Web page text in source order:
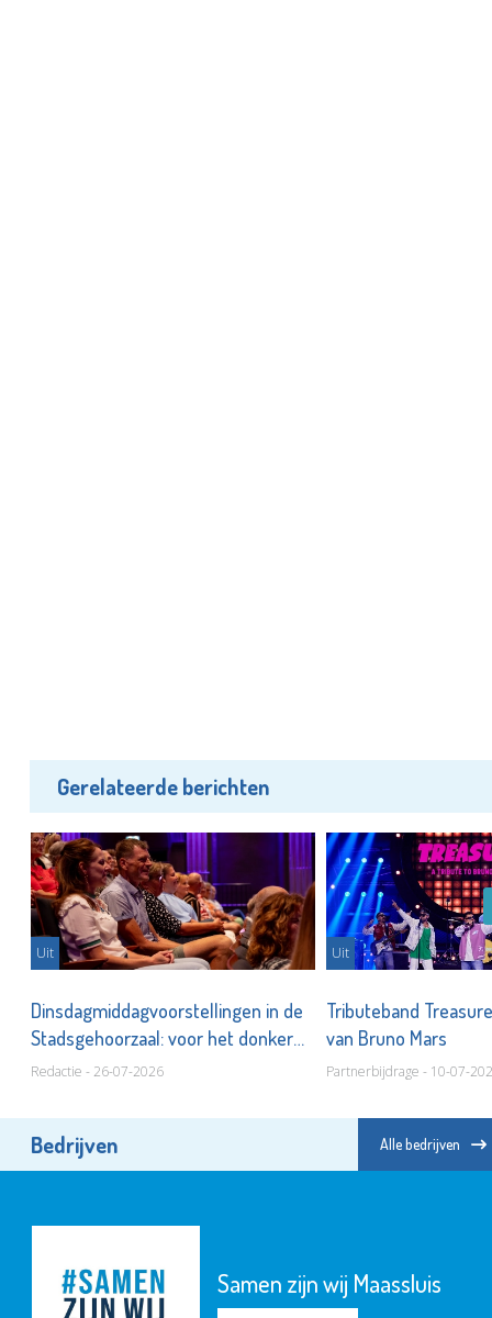
Gerelateerde berichten
Uit
Dinsdagmiddagvoorstellingen in de
Stadsgehoorzaal: voor het donker
thuis!
Redactie - 26-07-2026
Uit
Tributeband
van Bruno Mars
Partnerbijdrage - 10-07-
Bedrijven Alle bedrijven
Samen zijn wij Maassluis